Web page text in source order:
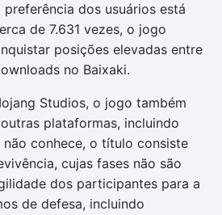
dos usuários está
de 7.631 vezes, o jogo
posições elevadas entre
no Baixaki.
Studios, o jogo também
plataformas, incluindo
não conhece, o título consiste
cujas fases não são
dos participantes para a
de defesa, incluindo